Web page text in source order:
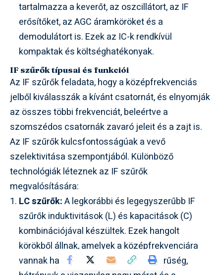
tartalmazza a keverőt, az oszcillátort, az IF
erősítőket, az AGC áramköröket és a
demodulátort is. Ezek az IC-k rendkívül
kompaktak és költséghatékonyak.
IF szűrők típusai és funkciói
Az IF szűrők feladata, hogy a középfrekvenciás
jelből kiválasszák a kívánt csatornát, és elnyomják
az összes többi frekvenciát, beleértve a
szomszédos csatornák zavaró jeleit és a zajt is.
Az IF szűrők kulcsfontosságúak a vevő
szelektivitása szempontjából. Különböző
technológiák léteznek az IF szűrők
megvalósítására:
LC szűrők:A legkorábbi és legegyszerűbb IF
szűrők induktivitások (L) és kapacitások (C)
kombinációjával készültek. Ezek hangolt
körökből állnak, amelyek a középfrekvenciára
vannak hangolva. Előnyük az egyszerűség,